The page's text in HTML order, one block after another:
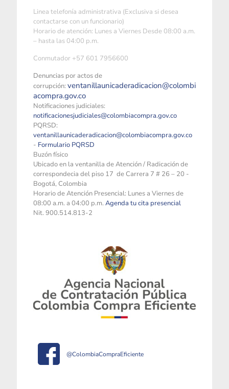
Linea telefonía administrativa (Exclusiva si desea
contactarse con un funcionario)
Horario de atención: Lunes a Viernes Desde 08:00 a.m.
– hasta las 04:00 p.m.
Conmutador +57 601 7956600
Denuncias por actos de
corrupción: ventanillaunicaderadicacion@colombi
acompra.gov.co
Notificaciones judiciales:
notificacionesjudiciales@colombiacompra.gov.co
PQRSD:
ventanillaunicaderadicacion@colombiacompra.gov.co
- Formulario PQRSD
Buzón físico
Ubicado en la ventanilla de Atención / Radicación de
correspondecia del piso 17 de Carrera 7 # 26 – 20 -
Bogotá, Colombia
Horario de Atención Presencial: Lunes a Viernes de
08:00 a.m. a 04:00 p.m. Agenda tu cita presencial
Nit. 900.514.813-2
@ColombiaCompraEficiente